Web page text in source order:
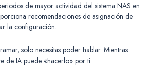
de mayor actividad del sistema NAS en
recomendaciones de asignación de
la configuración.
solo necesitas poder hablar. Mientras
de IA puede «hacerlo» por ti.